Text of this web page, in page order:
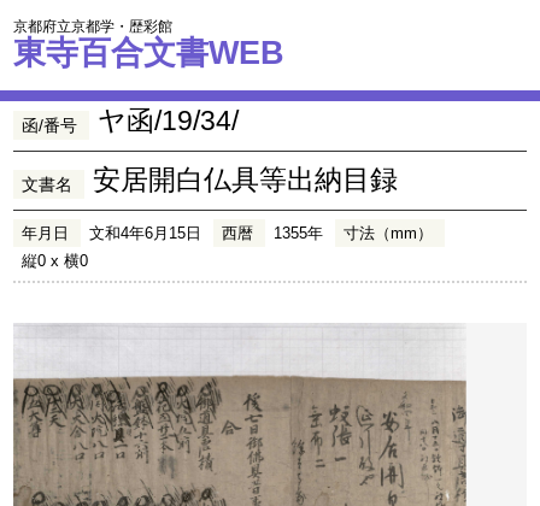
京都府立京都学・歴彩館
東寺百合文書WEB
函/番号 ヤ函/19/34/
文書名 安居開白仏具等出納目録
年月日 文和4年6月15日 西暦 1355年
寸法（mm）
縦0 x 横0